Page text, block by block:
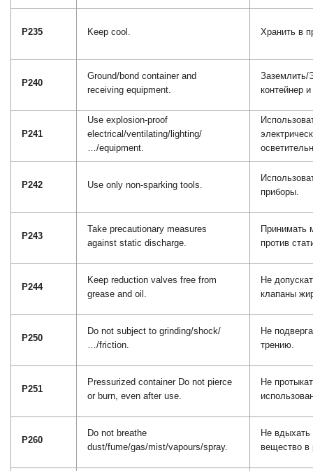
P235 Keep cool. Хранить в
P240
Ground/bond container and
receiving equipment.
Заземлить/
контейнер
P241
Use explosion-proof
electrical/ventilating/lighting/
…/equipment.
P242 Use only non-sparking tools.
приборы.
P243
Take precautionary measures
against static discharge.
Принимать
против
P244
Keep reduction valves free from
grease and oil.
Не
клапаны
P250
Do not subject to grinding/shock/
…/friction.
Не
трению.
P251
Pressurized container Do not pierce
or burn, even after use.
Не
P260
Do not breathe
dust/fume/gas/mist/vapours/spray.
Не
вещество в